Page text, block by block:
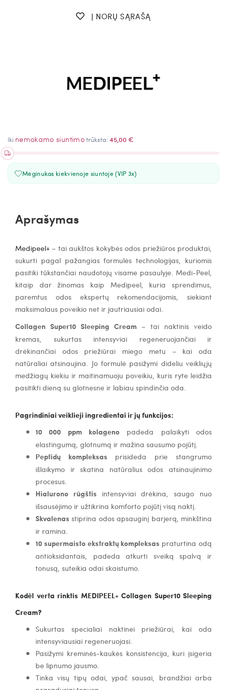
Į NORŲ SĄRAŠĄ
Iki nemokamo siuntimotrūksta:45,00 €
Mėginukas kiekvienoje siuntoje (VIP 3x)
Aprašymas
Medipeel+ – tai aukštos kokybės odos priežiūros produktai,
sukurti pagal pažangias formulės technologijas, kuriomis
pasitiki tūkstančiai naudotojų visame pasaulyje. Medi-Peel,
kitaip dar žinomas kaip Medipeel, kuria sprendimus,
paremtus odos ekspertų rekomendacijomis, siekiant
maksimalaus poveikio net ir jautriausiai odai.
Collagen Super10 Sleeping Cream – tai naktinis veido
kremas, sukurtas intensyviai regeneruojančiai ir
drėkinančiai odos priežiūrai miego metu – kai oda
natūraliai atsinaujina. Jo formulė pasižymi dideliu veikliųjų
medžiagų kiekiu ir maitinamuoju poveikiu, kuris ryte leidžia
pasitikti dieną su glotnesne ir labiau spindinčia oda.
Pagrindiniai veiklieji ingredientai ir jų funkcijos:
10 000 ppm kolageno padeda palaikyti odos
elastingumą, glotnumą ir mažina sausumo pojūtį.
Peptidų kompleksas prisideda prie stangrumo
išlaikymo ir skatina natūralius odos atsinaujinimo
procesus.
Hialurono rūgštis intensyviai drėkina, saugo nuo
išsausėjimo ir užtikrina komforto pojūtį visą naktį.
Skvalenas stiprina odos apsauginį barjerą, minkština
ir ramina.
10 supermaisto ekstraktų kompleksas praturtina odą
antioksidantais, padeda atkurti sveiką spalvą ir
tonusą, suteikia odai skaistumo.
Kodėl verta rinktis MEDIPEEL+ Collagen Super10 Sleeping
Cream?
Sukurtas specialiai naktinei priežiūrai, kai oda
intensyviausiai regeneruojasi.
Pasižymi kreminės-kaukės konsistencija, kuri įsigeria
be lipnumo jausmo.
Tinka visų tipų odai, ypač sausai, brandžiai arba